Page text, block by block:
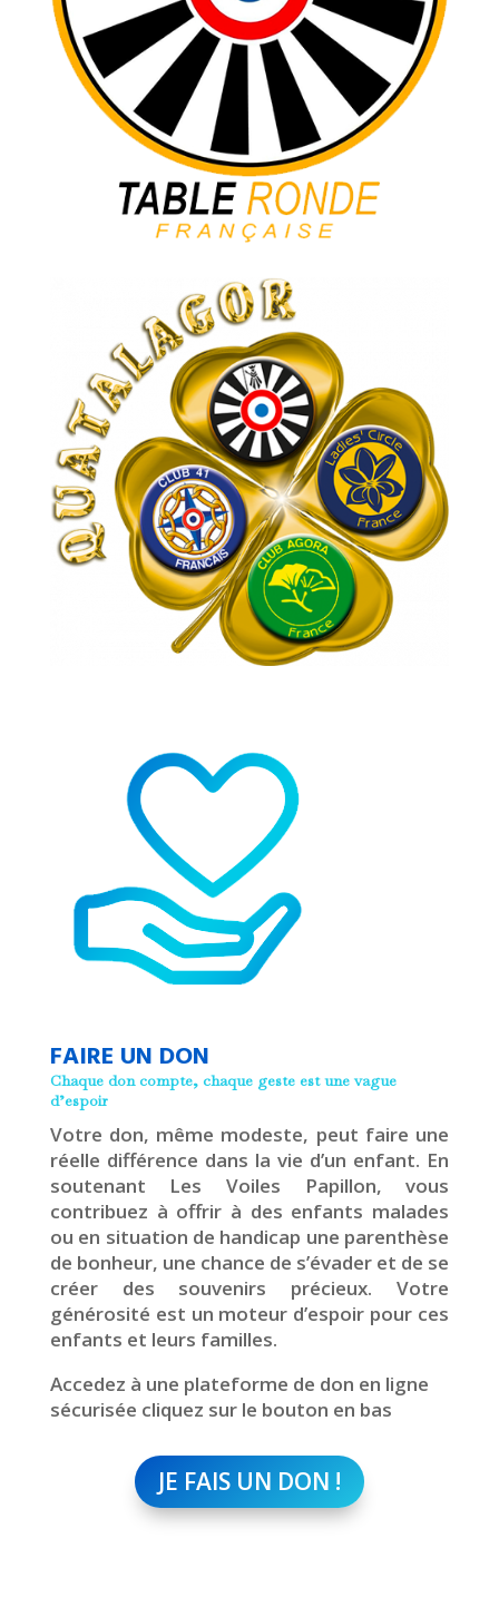
FAIRE UN DON
Chaque don compte, chaque geste est une vague
d’espoir
Votre don, même modeste, peut faire une
réelle différence dans la vie d’un enfant. En
soutenant Les Voiles Papillon, vous
contribuez à offrir à des enfants malades
ou en situation de handicap une parenthèse
de bonheur, une chance de s’évader et de se
créer des souvenirs précieux. Votre
générosité est un moteur d’espoir pour ces
enfants et leurs familles.
Accedez à une plateforme de don en ligne
sécurisée cliquez sur le bouton en bas
JE FAIS UN DON !